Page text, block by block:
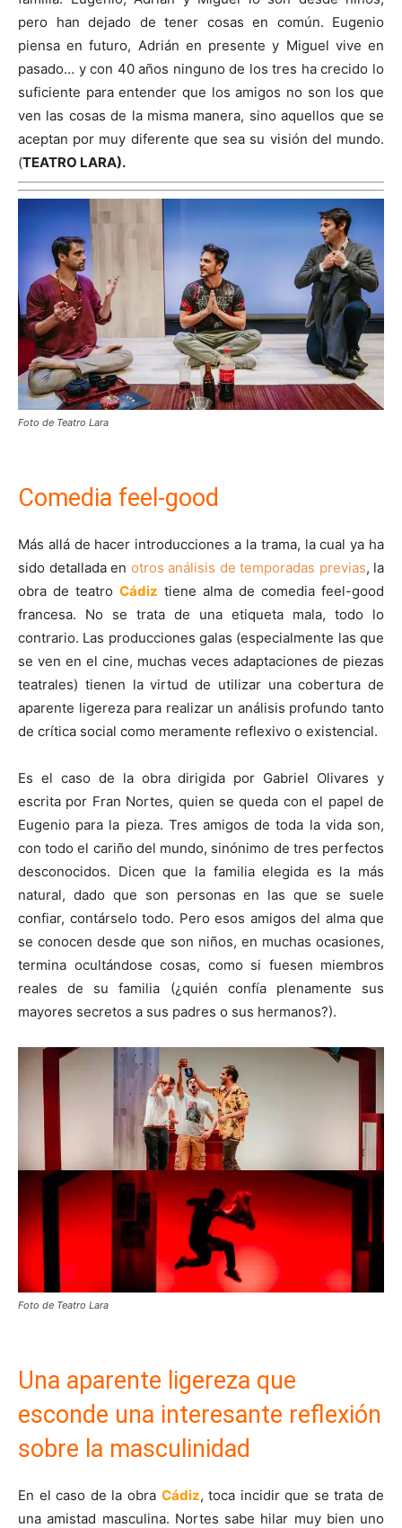
pero han dejado de tener cosas en común. Eugenio
piensa en futuro, Adrián en presente y Miguel vive en
pasado… y con 40 años ninguno de los tres ha crecido lo
suficiente para entender que los amigos no son los que
ven las cosas de la misma manera, sino aquellos que se
aceptan por muy diferente que sea su visión del mundo.
(TEATRO LARA).
Foto de Teatro Lara
Comedia feel-good
Más allá de hacer introducciones a la trama, la cual ya ha
sido detallada en otros análisis de temporadas previas, la
obra de teatro Cádiz tiene alma de comedia feel-good
francesa. No se trata de una etiqueta mala, todo lo
contrario. Las producciones galas (especialmente las que
se ven en el cine, muchas veces adaptaciones de piezas
teatrales) tienen la virtud de utilizar una cobertura de
aparente ligereza para realizar un análisis profundo tanto
de crítica social como meramente reflexivo o existencial.
Es el caso de la obra dirigida por Gabriel Olivares y
escrita por Fran Nortes, quien se queda con el papel de
Eugenio para la pieza. Tres amigos de toda la vida son,
con todo el cariño del mundo, sinónimo de tres perfectos
desconocidos. Dicen que la familia elegida es la más
natural, dado que son personas en las que se suele
confiar, contárselo todo. Pero esos amigos del alma que
se conocen desde que son niños, en muchas ocasiones,
termina ocultándose cosas, como si fuesen miembros
reales de su familia (¿quién confía plenamente sus
mayores secretos a sus padres o sus hermanos?).
Foto de Teatro Lara
Una aparente ligereza que
esconde una interesante reflexión
sobre la masculinidad
En el caso de la obra Cádiz, toca incidir que se trata de
una amistad masculina. Nortes sabe hilar muy bien uno